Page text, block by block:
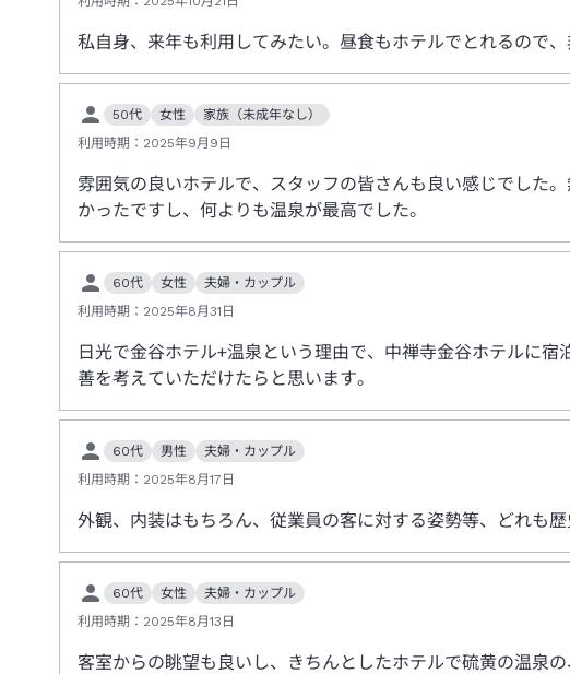
私自身、来年も利用してみたい。昼食もホテルでとれるので、
50代 女性
家族（未成年なし）
利用時期： 2025年9月9日
雰囲気の良いホテルで、スタッフの皆さんも良い感じでした
かったですし、何よりも温泉が最高でした。
60代 女性
夫婦・カップル
利用時期： 2025年8月31日
日光で金谷ホテル+温泉という理由で、中禅寺金谷ホテルに
善を考えていただけたらと思います。
60代 男性
夫婦・カップル
利用時期： 2025年8月17日
外観、内装はもちろん、従業員の客に対する姿勢等、どれも
60代 女性
夫婦・カップル
利用時期： 2025年8月13日
客室からの眺望も良いし、きちんとしたホテルで硫黄の温泉